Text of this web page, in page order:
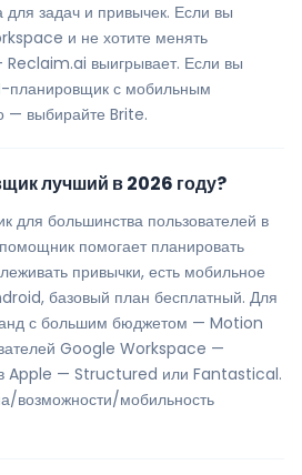
для задач и привычек. Если вы
и не хотите менять
выигрывает. Если вы
планировщик с мобильным
— выбирайте Brite.
лучший в 2026 году?
большинства пользователей в
помогает планировать
привычки, есть мобильное
базовый план бесплатный. Для
с большим бюджетом — Motion
Google Workspace —
Apple — Structured или Fantastical.
возможности/мобильность